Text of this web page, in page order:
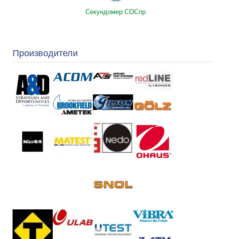
Секундомер СОСпр
Производители